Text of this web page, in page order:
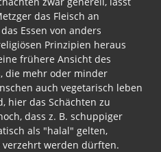
Essen von anders
Prinzipien heraus
frühere Ansicht des
die mehr oder minder
auch vegetarisch leben
hier das Schächten zu
dass z. B. schuppiger
als "halal" gelten,
werden dürften.